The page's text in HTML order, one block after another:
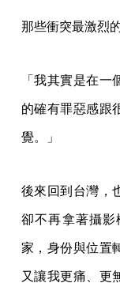
那些衝突最激烈
「我其實是在
的確有罪惡感跟
覺。」
後來回到台灣，
卻不再拿著攝影
家，身份與位置
又讓我更痛、